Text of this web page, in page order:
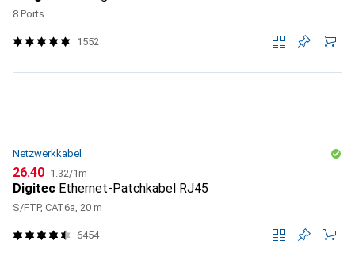
8 Ports
1552
Netzwerkkabel
CHF
26.40 CHF
1.32/1m
Digitec Ethernet-Patchkabel RJ45
S/FTP, CAT6a, 20 m
6454